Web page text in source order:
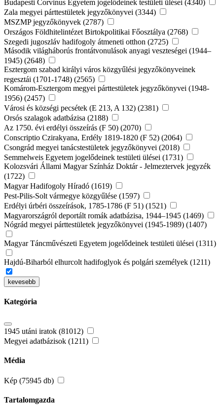
Budapesti Corvinus Egyetem jogelődeinek testületi ülései (4340)
Zala megyei párttestületek jegyzőkönyvei (3344)
MSZMP jegyzőkönyvek (2787)
Országos Földhitelintézet Birtokpolitikai Főosztálya (2768)
Szegedi jugoszláv hadifogoly átmeneti otthon (2725)
Második világháborús frontátvonulások anyagi veszteségei (1944–
1945) (2648)
Esztergom szabad királyi város közgyűlési jegyzőkönyveinek
regesztái (1701-1748) (2565)
Komárom-Esztergom megyei párttestületek jegyzőkönyvei (1948-
1956) (2457)
Városi és községi pecsétek (E 213, A 132) (2381)
Orsós szalagok adatbázisa (2188)
Az 1750. évi erdélyi összeírás (F 50) (2070)
Conscriptio Czirakyana, Erdély 1819-1820 (F 52) (2064)
Csongrád megyei tanácstestületek jegyzőkönyvei (2018)
Semmelweis Egyetem jogelődeinek testületi ülései (1731)
Kolozsvári Állami Magyar Színház Doktár - Jelmeztervek jegyzék
(1722)
Magyar Hadifogoly Híradó (1619)
Pest-Pilis-Solt vármegye közgyűlése (1597)
Erdélyi úrbéri összeírások, 1785-1786 (F 51) (1521)
Magyarországról deportált romák adatbázisa, 1944–1945 (1469)
Nógrád megyei párttestületek jegyzőkönyvei (1945-1989) (1407)
Magyar Táncművészeti Egyetem jogelődeinek testületi ülései (1311)
Hajdú-Biharból elhurcolt hadifoglyok és polgári személyek (1211)
kevesebb
Kategória
1945 utáni iratok (81012)
Megyei adatbázisok (1211)
Média
Kép (75945 db)
Tartalomgazda